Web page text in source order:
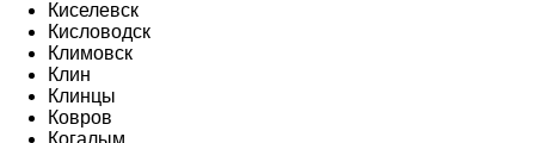
Киселевск
Кисловодск
Климовск
Клин
Клинцы
Ковров
Когалым